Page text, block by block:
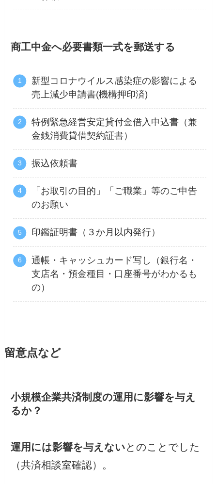
商工中金へ必要書類一式を郵送する
新型コロナウイルス感染症の影響による
売上減少申請書(機構押印済)
特例緊急経営安定貸付金借入申込書（兼
金銭消費貸借契約証書）
振込依頼書
「お取引の目的」「ご職業」等のご申告
のお願い
印鑑証明書（３か月以内発行）
通帳・キャッシュカード写し（銀行名・
支店名・預金種目・口座番号がわかるも
の）
留意点など
小規模企業共済制度の運用に影響を与え
るか？
運用には影響を与えないとのことでした
（共済相談室確認）。